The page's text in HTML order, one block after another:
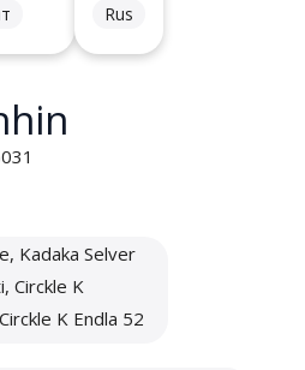
Rus
Kadaka Selver
Circkle K
K Endla 52